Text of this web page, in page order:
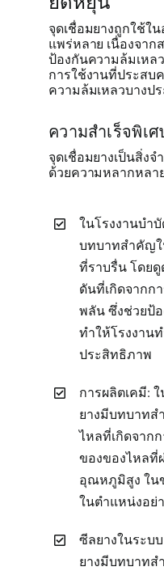
จุดเชื่อมยางถูกใช้ใ
แพร่หลาย เนื่องจา
ป้องกันความล้มเหล
การใช้งานที่ประสบ
ความล้มเหลวบางปร
ความสำเร็จพิเ
จุดเชื่อมยางเป็นสิ่งจ
ด้วยความหลากหลา
ในโรงงานบำ
บทบาทสำคัญใ
ที่ราบรื่น โดยดู
ดันที่เกิดจากก
พลัน ซึ่งช่วยป้
ทำให้โรงงาน
ประสิทธิภาพ
การผลิตเคมี:
ยางมีบทบาทส
ไหลที่เกิดจาก
ของของไหลที่
อุณหภูมิสูง ใน
ในตำแหน่งอย่
ซีลยางในระบบ
ยางมีบทบาทส